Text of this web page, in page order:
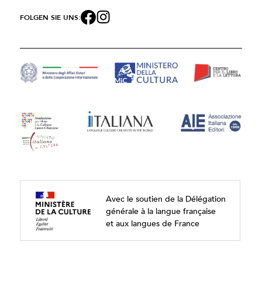
FOLGEN SIE UNS:
Avec le soutien de la Délégation
générale à la langue française
et aux langues de France